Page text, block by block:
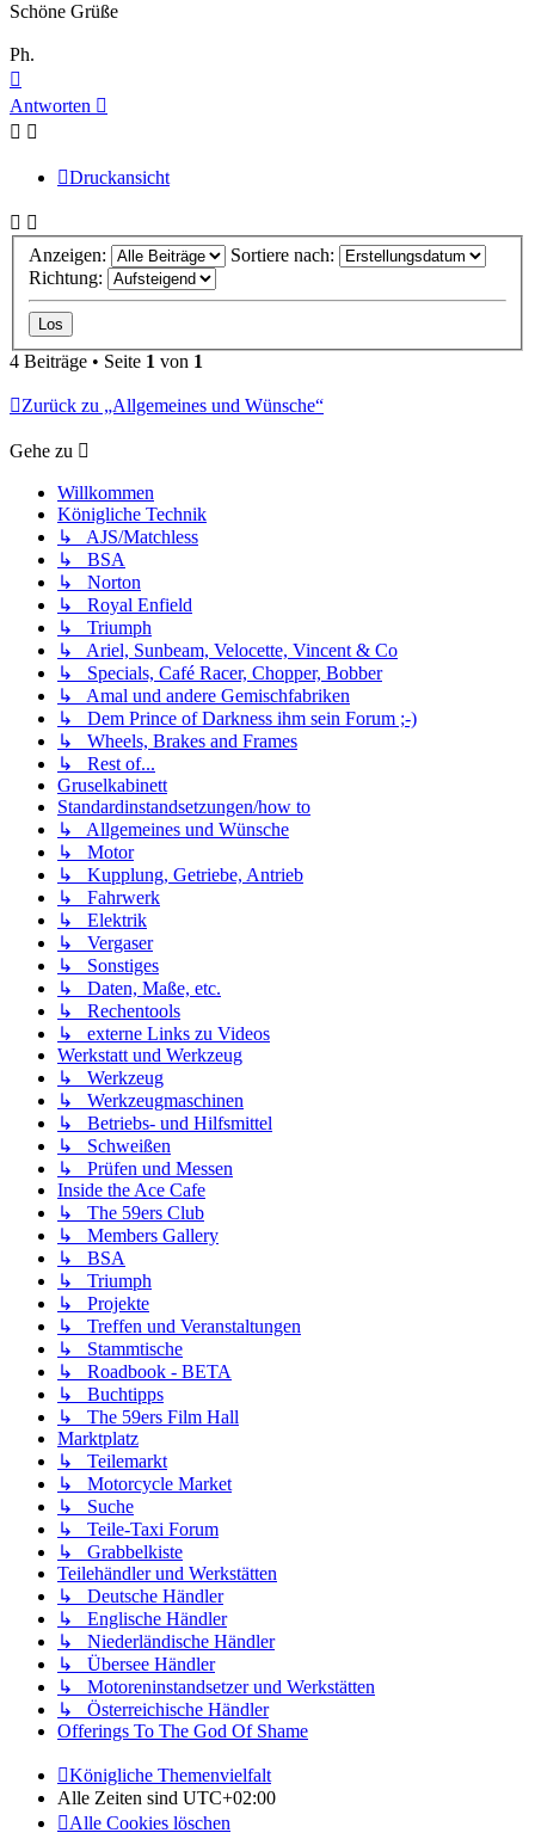
Schöne Grüße
Ph.
oben
Antworten
Druckansicht
Anzeigen:
Sortiere nach:
Richtung:
4 Beiträge • Seite 1 von 1
Zurück zu „Allgemeines und Wünsche“
Gehe zu
Willkommen
Königliche Technik
↳ AJS/Matchless
↳ BSA
↳ Norton
↳ Royal Enfield
↳ Triumph
↳ Ariel, Sunbeam, Velocette, Vincent & Co
↳ Specials, Café Racer, Chopper, Bobber
↳ Amal und andere Gemischfabriken
↳ Dem Prince of Darkness ihm sein Forum ;-)
↳ Wheels, Brakes and Frames
↳ Rest of...
Gruselkabinett
Standardinstandsetzungen/how to
↳ Allgemeines und Wünsche
↳ Motor
↳ Kupplung, Getriebe, Antrieb
↳ Fahrwerk
↳ Elektrik
↳ Vergaser
↳ Sonstiges
↳ Daten, Maße, etc.
↳ Rechentools
↳ externe Links zu Videos
Werkstatt und Werkzeug
↳ Werkzeug
↳ Werkzeugmaschinen
↳ Betriebs- und Hilfsmittel
↳ Schweißen
↳ Prüfen und Messen
Inside the Ace Cafe
↳ The 59ers Club
↳ Members Gallery
↳ BSA
↳ Triumph
↳ Projekte
↳ Treffen und Veranstaltungen
↳ Stammtische
↳ Roadbook - BETA
↳ Buchtipps
↳ The 59ers Film Hall
Marktplatz
↳ Teilemarkt
↳ Motorcycle Market
↳ Suche
↳ Teile-Taxi Forum
↳ Grabbelkiste
Teilehändler und Werkstätten
↳ Deutsche Händler
↳ Englische Händler
↳ Niederländische Händler
↳ Übersee Händler
↳ Motoreninstandsetzer und Werkstätten
↳ Österreichische Händler
Offerings To The God Of Shame
Königliche Themenvielfalt
Alle Zeiten sind UTC+02:00
Alle Cookies löschen